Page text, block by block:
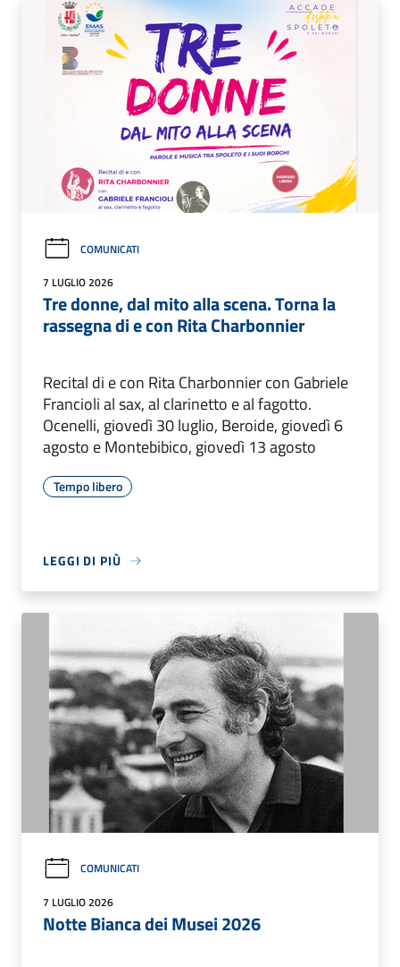
COMUNICATI
7 LUGLIO 2026
Tre donne, dal mito alla scena. Torna la
rassegna di e con Rita Charbonnier
Recital di e con Rita Charbonnier con Gabriele
Francioli al sax, al clarinetto e al fagotto.
Ocenelli, giovedì 30 luglio, Beroide, giovedì 6
agosto e Montebibico, giovedì 13 agosto
Tempo libero
LEGGI DI PIÙ
COMUNICATI
7 LUGLIO 2026
Notte Bianca dei Musei 2026